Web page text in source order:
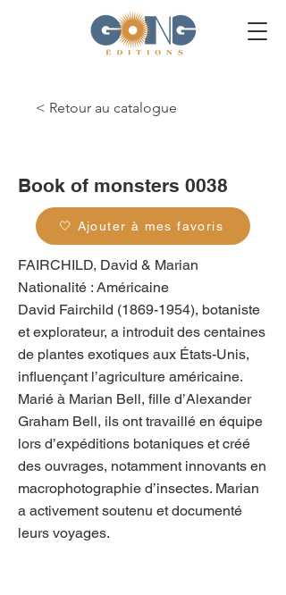
< Retour au catalogue
Book of monsters 0038
🤍 Ajouter à mes favoris
FAIRCHILD, David & Marian
Nationalité : Américaine
David Fairchild (1869-1954), botaniste
et explorateur, a introduit des centaines
de plantes exotiques aux États-Unis,
influençant l’agriculture américaine.
Marié à Marian Bell, fille d’Alexander
Graham Bell, ils ont travaillé en équipe
lors d’expéditions botaniques et créé
des ouvrages, notamment innovants en
macrophotographie d’insectes. Marian
a activement soutenu et documenté
leurs voyages.